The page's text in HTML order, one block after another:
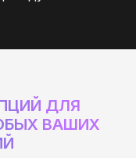
ДЛЯ
ВАШИХ